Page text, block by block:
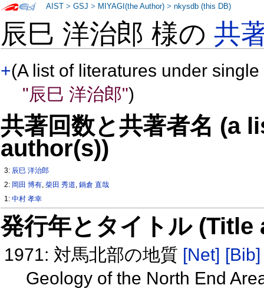
辰巳 洋治郎 様の共
+(A list of literatures under
"辰巳 洋治郎")
共著回数と共著者名 (a
author(s))
3: 辰巳 洋治郎
2: 岡田 博有,柴田 秀道,鍋倉 直哉
1:中村 孝幸
発行年とタイトル
1971: 対馬北部の地質 [Net] [Bib]
Geology of the North End
AIST >GSJ > MIYAGI(the Author) >nkysdb (this DB)